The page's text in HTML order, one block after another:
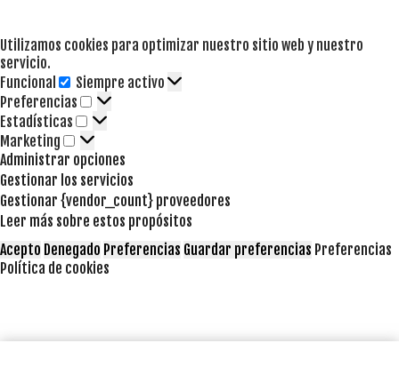
Utilizamos cookies para optimizar nuestro sitio web y nuestro
servicio.
Funcional
Funcional
Siempre activo
Preferencias
Preferencias
Estadísticas Estadísticas
Marketing Marketing
Administrar opciones
Gestionar los servicios
Gestionar {vendor_count} proveedores
Leer más sobre estos propósitos
Acepto Denegado Preferencias Guardar preferencias Preferencias
Política de cookies